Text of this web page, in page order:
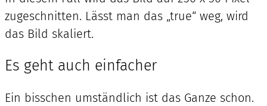
zugeschnitten. Lässt man das „true“ weg, wird
das Bild skaliert.
Es geht auch einfacher
Ein bisschen umständlich ist das Ganze schon.